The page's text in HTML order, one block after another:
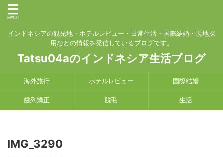
インドネシアの観光地・ホテルレビュー・日常生活・国際結婚・現地採
用などの情報を発信しているブログです。
Tatsu04aのインドネシア生活ブログ
海外旅行 ホテルレビュー 国際結婚
歯列矯正 脱毛 生活
IMG_3290